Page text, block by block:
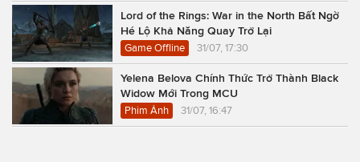
Lord of the Rings: War in the North Bất Ngờ
Hé Lộ Khả Năng Quay Trở Lại
Game Offline 31/07, 17:30
Yelena Belova Chính Thức Trở Thành Black
Widow Mới Trong MCU
Phim Ảnh 31/07, 16:47